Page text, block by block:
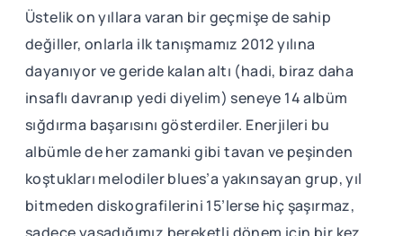
Üstelik on yıllara varan bir geçmişe de sahip
değiller, onlarla ilk tanışmamız 2012 yılına
dayanıyor ve geride kalan altı (hadi, biraz daha
insaflı davranıp yedi diyelim) seneye 14 albüm
sığdırma başarısını gösterdiler. Enerjileri bu
albümle de her zamanki gibi tavan ve peşinden
koştukları melodiler blues’a yakınsayan grup, yıl
bitmeden diskografilerini 15’lerse hiç şaşırmaz,